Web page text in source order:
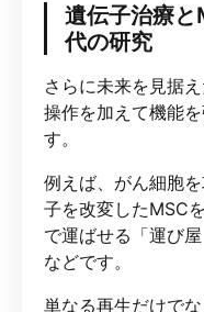
遺伝子治療
代の研究
さらに未来を見据
操作を加えて機能
す。
例えば、がん細胞
子を改変したMSC
で運ばせる「運び
などです。
単なる再生だけで